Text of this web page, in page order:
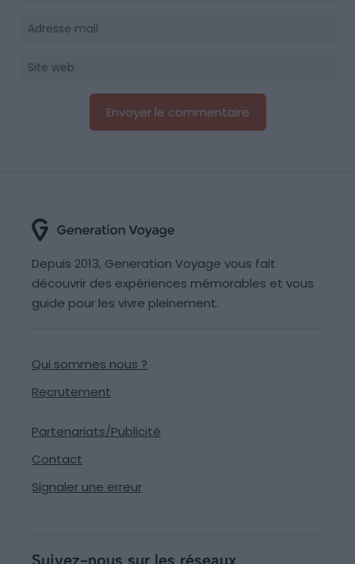
Depuis 2013, Generation Voyage vous fait
découvrir des expériences mémorables et vous
guide pour les vivre pleinement.
Qui sommes nous ?
Recrutement
Partenariats/Publicité
Contact
Signaler une erreur